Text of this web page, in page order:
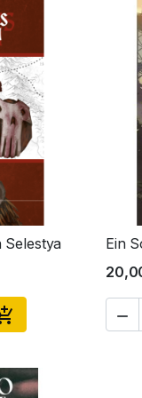
Selestya
Ajouter au panier
Ein
